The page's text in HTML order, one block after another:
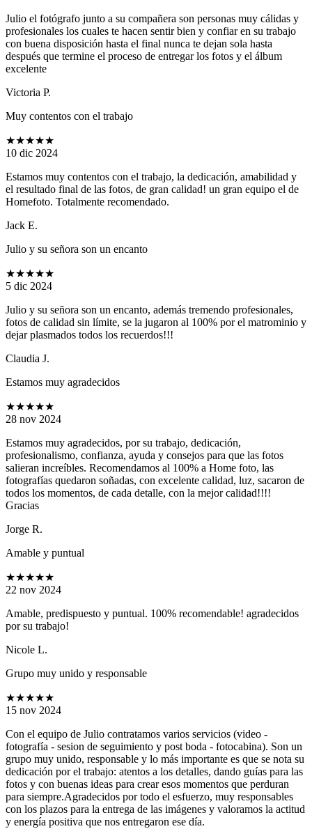
Julio el fotógrafo junto a su compañera son personas muy cálidas y
profesionales los cuales te hacen sentir bien y confiar en su trabajo
con buena disposición hasta el final nunca te dejan sola hasta
después que termine el proceso de entregar los fotos y el álbum
excelente
Victoria P.
Muy contentos con el trabajo
★★★★★
10 dic 2024
Estamos muy contentos con el trabajo, la dedicación, amabilidad y
el resultado final de las fotos, de gran calidad! un gran equipo el de
Homefoto. Totalmente recomendado.
Jack E.
Julio y su señora son un encanto
★★★★★
5 dic 2024
Julio y su señora son un encanto, además tremendo profesionales,
fotos de calidad sin límite, se la jugaron al 100% por el matrominio y
dejar plasmados todos los recuerdos!!!
Claudia J.
Estamos muy agradecidos
★★★★★
28 nov 2024
Estamos muy agradecidos, por su trabajo, dedicación,
profesionalismo, confianza, ayuda y consejos para que las fotos
salieran increíbles. Recomendamos al 100% a Home foto, las
fotografías quedaron soñadas, con excelente calidad, luz, sacaron de
todos los momentos, de cada detalle, con la mejor calidad!!!!
Gracias
Jorge R.
Amable y puntual
★★★★★
22 nov 2024
Amable, predispuesto y puntual. 100% recomendable! agradecidos
por su trabajo!
Nicole L.
Grupo muy unido y responsable
★★★★★
15 nov 2024
Con el equipo de Julio contratamos varios servicios (video -
fotografía - sesion de seguimiento y post boda - fotocabina). Son un
grupo muy unido, responsable y lo más importante es que se nota su
dedicación por el trabajo: atentos a los detalles, dando guías para las
fotos y con buenas ideas para crear esos momentos que perduran
para siempre.Agradecidos por todo el esfuerzo, muy responsables
con los plazos para la entrega de las imágenes y valoramos la actitud
y energía positiva que nos entregaron ese día.